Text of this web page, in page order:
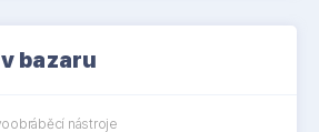
bazaru
nástroje